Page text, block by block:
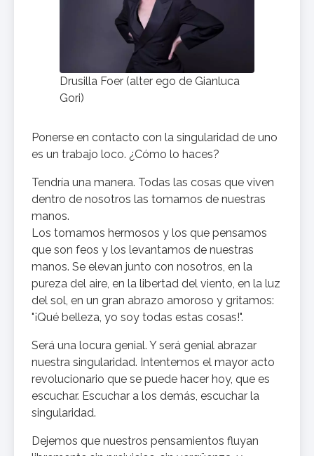
Drusilla Foer (alter ego de Gianluca
Gori)
Ponerse en contacto con la singularidad de uno
es un trabajo loco. ¿Cómo lo haces?
Tendría una manera. Todas las cosas que viven
dentro de nosotros las tomamos de nuestras
manos.
Los tomamos hermosos y los que pensamos
que son feos y los levantamos de nuestras
manos. Se elevan junto con nosotros, en la
pureza del aire, en la libertad del viento, en la luz
del sol, en un gran abrazo amoroso y gritamos:
"¡Qué belleza, yo soy todas estas cosas!".
Será una locura genial. Y será genial abrazar
nuestra singularidad. Intentemos el mayor acto
revolucionario que se puede hacer hoy, que es
escuchar. Escuchar a los demás, escuchar la
singularidad.
Dejemos que nuestros pensamientos fluyan